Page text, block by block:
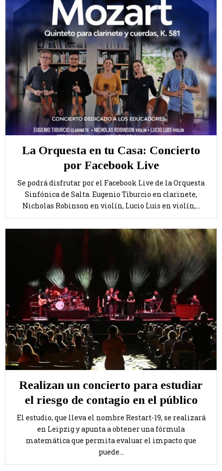
La Orquesta en tu Casa: Concierto
por Facebook Live
Se podrá disfrutar por el Facebook Live de la Orquesta
Sinfónica de Salta. Eugenio Tiburcio en clarinete,
Nicholas Robinson en violín, Lucio Luis en violín,...
Realizan un concierto para estudiar
el riesgo de contagio en el público
El estudio, que lleva el nombre Restart-19, se realizará
en Leipzig y apunta a obtener una fórmula
matemática que permita evaluar el impacto que
puede...